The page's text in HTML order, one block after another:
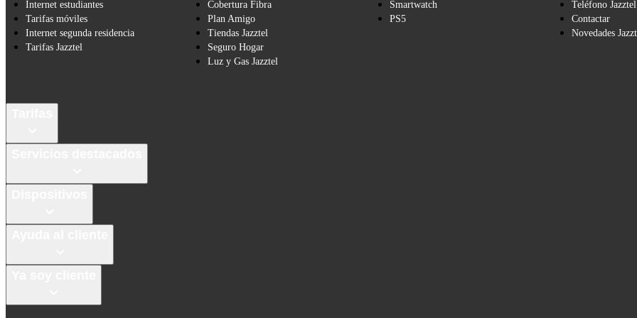
Internet estudiantes
Tarifas móviles
Internet segunda residencia
Tarifas Jazztel
Cobertura Fibra
Plan Amigo
Tiendas Jazztel
Seguro Hogar
Luz y Gas Jazztel
Smartwatch
PS5
Teléfono Jazztel
Contactar
Novedades